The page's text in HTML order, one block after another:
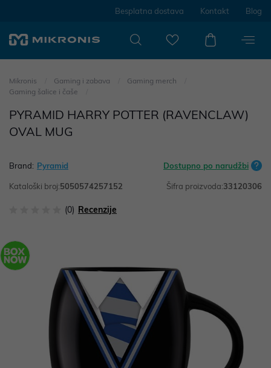
Besplatna dostava Kontakt Blog
Mikronis Gaming i zabava
Gaming merch
Gaming šalice i čaše
PYRAMID HARRY POTTER (RAVENCLAW)
OVAL MUG
Brand: Pyramid Dostupno po narudžbi
Kataloški broj:5050574257152 Šifra proizvoda:33120306
(0) Recenzije